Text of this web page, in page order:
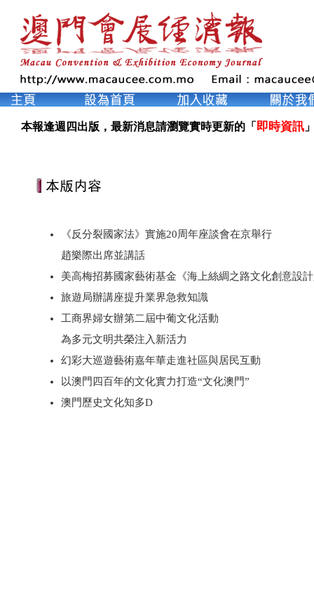
本報逢週四出版，最新消息請瀏覽實時更新的「 即時資訊
《反分裂國家法》實施20周年座談會在京舉行
趙樂際出席並講話
美高梅招募國家藝術基金《海上絲綢之路文化創意設
旅遊局辦講座提升業界急救知識
工商界婦女辦第二屆中葡文化活動
為多元文明共榮注入新活力
幻彩大巡遊藝術嘉年華走進社區與居民互動
以澳門四百年的文化實力打造“文化澳門”
澳門歷史文化知多D